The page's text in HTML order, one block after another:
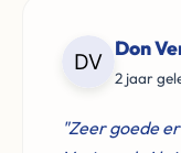
Don
2 jaar
"Zeer goede